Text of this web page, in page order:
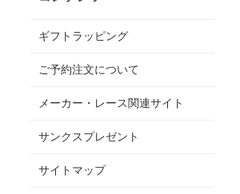
ギフトラッピング
ご予約注文について
メーカー・レース関連サイト
サンクスプレゼント
サイトマップ